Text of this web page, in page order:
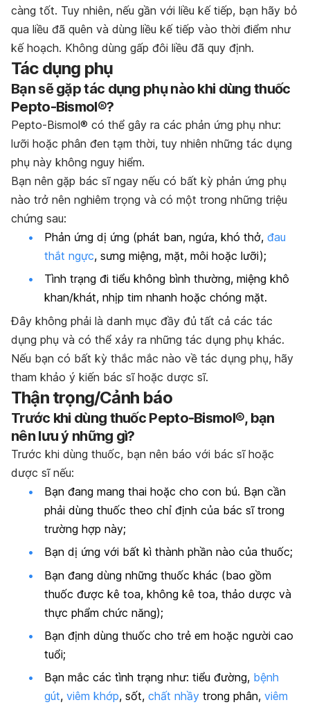
càng tốt. Tuy nhiên, nếu gần với liều kế tiếp, bạn hãy bỏ
qua liều đã quên và dùng liều kế tiếp vào thời điểm như
kế hoạch. Không dùng gấp đôi liều đã quy định.
Tác dụng phụ
Bạn sẽ gặp tác dụng phụ nào khi dùng thuốc
Pepto-Bismol®?
Pepto-Bismol® có thể gây ra các phản ứng phụ như:
lưỡi hoặc phân đen tạm thời, tuy nhiên những tác dụng
phụ này không nguy hiểm.
Bạn nên gặp bác sĩ ngay nếu có bất kỳ phản ứng phụ
nào trở nên nghiêm trọng và có một trong những triệu
chứng sau:
Phản ứng dị ứng (phát ban, ngứa, khó thở, đau
thắt ngực, sưng miệng, mặt, môi hoặc lưỡi);
Tình trạng đi tiểu không bình thường, miệng khô
khan/khát, nhịp tim nhanh hoặc chóng mặt.
Đây không phải là danh mục đầy đủ tất cả các tác
dụng phụ và có thể xảy ra những tác dụng phụ khác.
Nếu bạn có bất kỳ thắc mắc nào về tác dụng phụ, hãy
tham khảo ý kiến bác sĩ hoặc dược sĩ.
Thận trọng/Cảnh báo
Trước khi dùng thuốc Pepto-Bismol®, bạn
nên lưu ý những gì?
Trước khi dùng thuốc, bạn nên báo với bác sĩ hoặc
dược sĩ nếu:
Bạn đang mang thai hoặc cho con bú. Bạn cần
phải dùng thuốc theo chỉ định của bác sĩ trong
trường hợp này;
Bạn dị ứng với bất kì thành phần nào của thuốc;
Bạn đang dùng những thuốc khác (bao gồm
thuốc được kê toa, không kê toa, thảo dược và
thực phẩm chức năng);
Bạn định dùng thuốc cho trẻ em hoặc người cao
tuổi;
Bạn mắc các tình trạng như: tiểu đường, bệnh
gút, viêm khớp, sốt, chất nhầy trong phân, viêm